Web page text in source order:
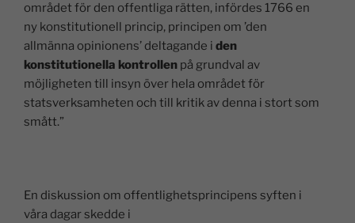
området för den offentliga rätten, infördes 1766 en
ny konstitutionell princip, principen om ’den
allmänna opinionens’ deltagande i den
konstitutionella kontrollen på grundval av
möjligheten till insyn över hela området för
statsverksamheten och till kritik av denna i stort som
smått.”
En diskussion om offentlighetsprincipens syften i
våra dagar skedde i